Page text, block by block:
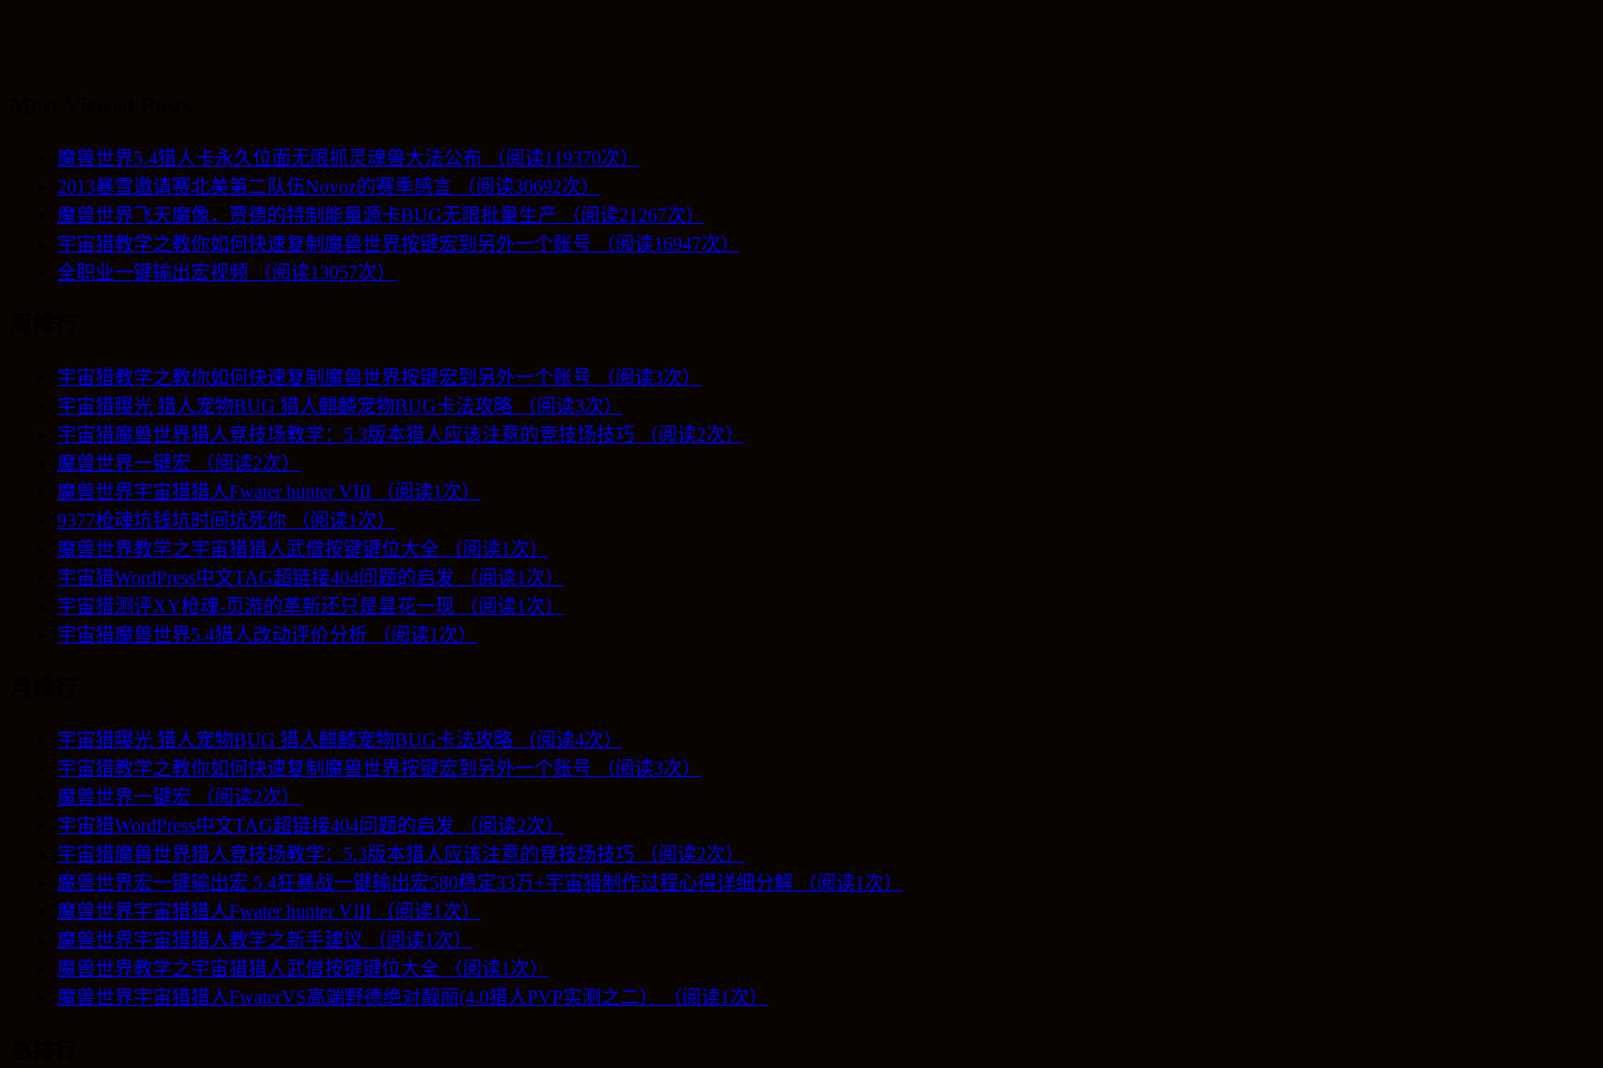
魔兽世界5.4猎人卡永久位面无限抓灵魂兽大法公布 （阅读119370次）
2013暴雪邀请赛北美第二队伍Novoz的赛季感言 （阅读30692次）
魔兽世界飞天魔像，贾德的特制能量源卡BUG无限批量生产 （阅读21267次）
宇宙猎教学之教你如何快速复制魔兽世界按键宏到另外一个账号 （阅读16947次）
全职业一键输出宏视频 （阅读13057次）
宇宙猎教学之教你如何快速复制魔兽世界按键宏到另外一个账号 （阅读3次）
宇宙猎曝光 猎人宠物BUG 猎人麒麟宠物BUG卡法攻略 （阅读3次）
宇宙猎魔兽世界猎人竞技场教学：5.3版本猎人应该注意的竞技场技巧 （阅读2次）
魔兽世界一键宏 （阅读2次）
魔兽世界宇宙猎猎人Fwater hunter VIII （阅读1次）
9377枪魂坑钱坑时间坑死你 （阅读1次）
魔兽世界教学之宇宙猎猎人武僧按键键位大全 （阅读1次）
宇宙猎WordPress中文TAG超链接404问题的启发 （阅读1次）
宇宙猎测评XY枪魂-页游的革新还只是昙花一现 （阅读1次）
宇宙猎魔兽世界5.4猎人改动评价分析 （阅读1次）
宇宙猎曝光 猎人宠物BUG 猎人麒麟宠物BUG卡法攻略 （阅读4次）
宇宙猎教学之教你如何快速复制魔兽世界按键宏到另外一个账号 （阅读3次）
魔兽世界一键宏 （阅读2次）
宇宙猎WordPress中文TAG超链接404问题的启发 （阅读2次）
宇宙猎魔兽世界猎人竞技场教学：5.3版本猎人应该注意的竞技场技巧 （阅读2次）
魔兽世界宏一键输出宏 5.4狂暴战一键输出宏580稳定33万+宇宙猎制作过程心得详细分解 （阅读1次）
魔兽世界宇宙猎猎人Fwater hunter VIII （阅读1次）
魔兽世界宇宙猎猎人教学之新手建议 （阅读1次）
魔兽世界教学之宇宙猎猎人武僧按键键位大全 （阅读1次）
魔兽世界宇宙猎猎人FwaterVS高端野德绝对靓丽(4.0猎人PVP实测之二） （阅读1次）